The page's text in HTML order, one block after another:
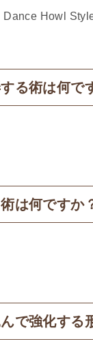
Howl Style
る術は何で
は何ですか
で強化する